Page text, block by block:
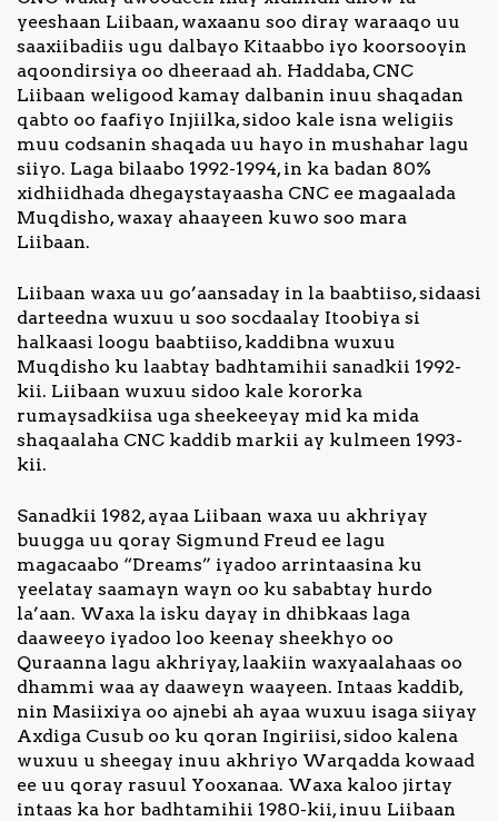
yeeshaan Liibaan, waxaanu soo diray waraaqo uu
saaxiibadiis ugu dalbayo Kitaabbo iyo koorsooyin
aqoondirsiya oo dheeraad ah. Haddaba, CNC
Liibaan weligood kamay dalbanin inuu shaqadan
qabto oo faafiyo Injiilka, sidoo kale isna weligiis
muu codsanin shaqada uu hayo in mushahar lagu
siiyo. Laga bilaabo 1992-1994, in ka badan 80%
xidhiidhada dhegaystayaasha CNC ee magaalada
Muqdisho, waxay ahaayeen kuwo soo mara
Liibaan.
Liibaan waxa uu go’aansaday in la baabtiiso, sidaasi
darteedna wuxuu u soo socdaalay Itoobiya si
halkaasi loogu baabtiiso, kaddibna wuxuu
Muqdisho ku laabtay badhtamihii sanadkii 1992-
kii. Liibaan wuxuu sidoo kale kororka
rumaysadkiisa uga sheekeeyay mid ka mida
shaqaalaha CNC kaddib markii ay kulmeen 1993-
kii.
Sanadkii 1982, ayaa Liibaan waxa uu akhriyay
buugga uu qoray Sigmund Freud ee lagu
magacaabo “Dreams” iyadoo arrintaasina ku
yeelatay saamayn wayn oo ku sababtay hurdo
la’aan. Waxa la isku dayay in dhibkaas laga
daaweeyo iyadoo loo keenay sheekhyo oo
Quraanna lagu akhriyay, laakiin waxyaalahaas oo
dhammi waa ay daaweyn waayeen. Intaas kaddib,
nin Masiixiya oo ajnebi ah ayaa wuxuu isaga siiyay
Axdiga Cusub oo ku qoran Ingiriisi, sidoo kalena
wuxuu u sheegay inuu akhriyo Warqadda kowaad
ee uu qoray rasuul Yooxanaa. Waxa kaloo jirtay
intaas ka hor badhtamihii 1980-kii, inuu Liibaan